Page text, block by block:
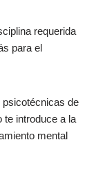
requerida
para el
de
te introduce a la
mental